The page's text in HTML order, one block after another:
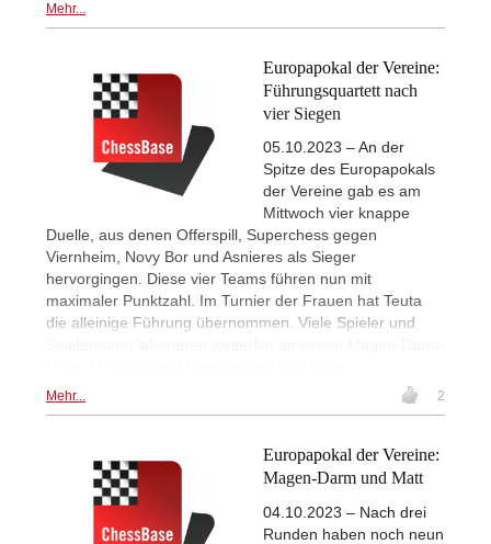
Mehr...
Europapokal der Vereine:
Führungsquartett nach
vier Siegen
05.10.2023 – An der
Spitze des Europapokals
der Vereine gab es am
Mittwoch vier knappe
Duelle, aus denen Offerspill, Superchess gegen
Viernheim, Novy Bor und Asnieres als Sieger
hervorgingen. Diese vier Teams führen nun mit
maximaler Punktzahl. Im Turnier der Frauen hat Teuta
die alleinige Führung übernommen. Viele Spieler und
Mehr... 2
Europapokal der Vereine:
Magen-Darm und Matt
04.10.2023 – Nach drei
Runden haben noch neun